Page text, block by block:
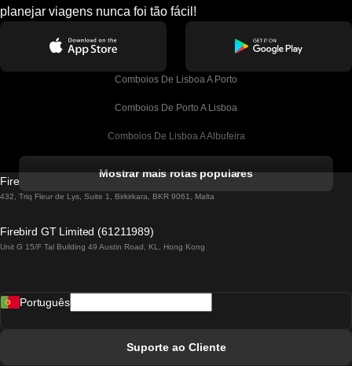
planejar viagens nunca foi tão fácil!
Comboios De Lisboa A Porto
Comboios De Porto A Lisboa
Comboios De Lisboa A Albufeira
Comboios De Lisboa A Lagos
Comboios De Lisboa A Madrid
Mostrar mais rotas populares
Firebird GT Limited (OC 1451)
432, Triq Fleur de Lys, Suite 1, Birkirkara, BKR 9061, Malta
Firebird GT Limited (61211989)
Unit G 15/F Tal Building 49 Austin Road, KL, Hong Kong
Português
Suporte ao Cliente